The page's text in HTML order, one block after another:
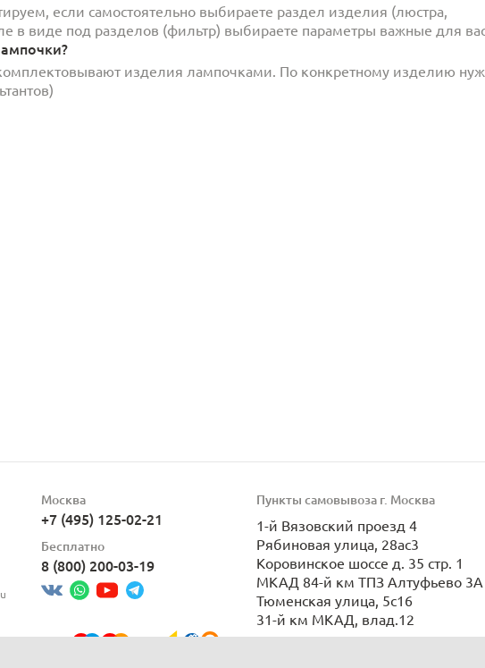
если самостоятельно выбираете раздел изделия (люстра,
в виде под разделов (фильтр) выбираете параметры важные для
изделия лампочками. По конкретному изделию
Москва
+7 (495) 125-02-21
Бесплатно
8 (800) 200-03-19
Пункты самовывоза г. Москва
1-й Вязовский проезд 4
Рябиновая улица, 28ас3
Коровинское шоссе д. 35 стр. 1
МКАД 84-й км ТПЗ Алтуфьево 3А
Тюменская улица, 5с16
31-й км МКАД, влад.12